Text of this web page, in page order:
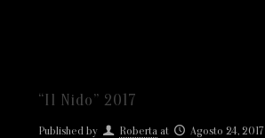
“Il Nido” 2017
Published by Roberta at Agosto 24, 2017